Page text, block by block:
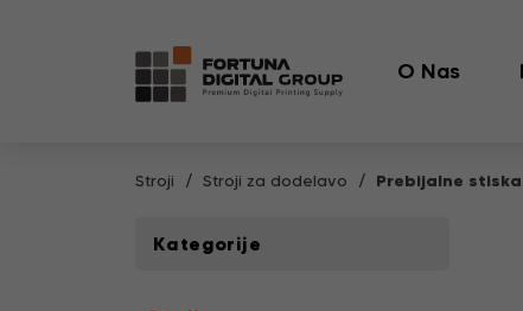
O Nas
Stroji Stroji za dodelavo Prebijalne
Kategorije